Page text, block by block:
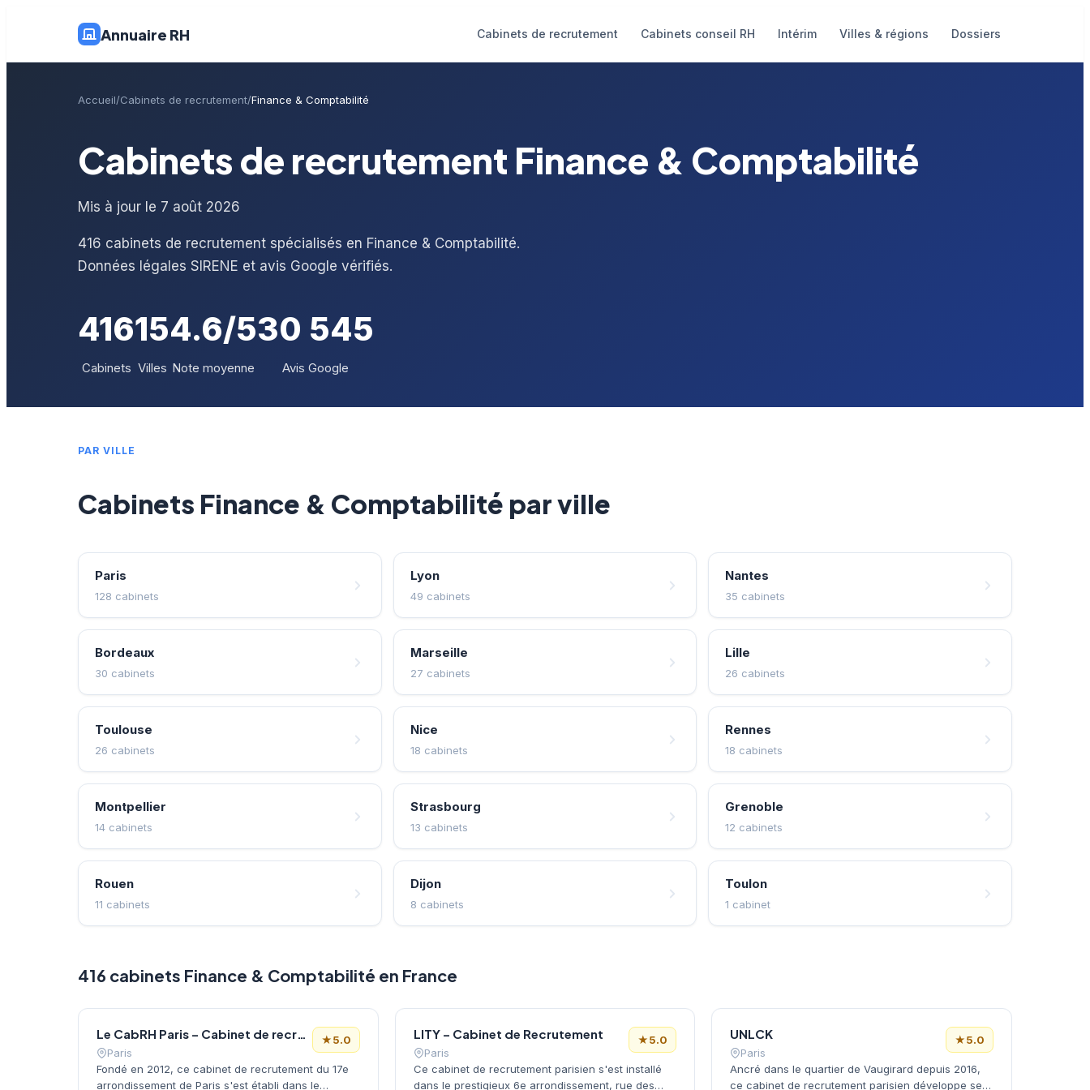
Annuaire RH Cabinets de recrutement Cabinets conseil RH Intérim Villes & régions Dossiers
Accueil Cabinets de recrutement Finance & Comptabilité
Cabinets de recrutement Finance & Comptabilité
Mis à jour le 7 août 2026
416 cabinets de recrutement spécialisés en Finance & Comptabilité.
Données légales SIRENE et avis Google vérifiés.
416
Cabinets
15
Villes
4.6/5
Note moyenne
30 545
Avis Google
PAR VILLE
Cabinets Finance & Comptabilité par ville
Paris
128 cabinets
Lyon
49 cabinets
Nantes
35 cabinets
Bordeaux
30 cabinets
Marseille
27 cabinets
Lille
26 cabinets
Toulouse
26 cabinets
Nice
18 cabinets
Rennes
18 cabinets
Montpellier
14 cabinets
Strasbourg
13 cabinets
Grenoble
12 cabinets
Rouen
11 cabinets
Dijon
8 cabinets
Toulon
1 cabinet
416 cabinets Finance & Comptabilité en France
Le CabRH Paris – Cabinet de recrutement
Paris
★5.0
Fondé en 2012, ce cabinet de recrutement du 17e
arrondissement de Paris s'est établi dans le
LITY – Cabinet de Recrutement
Paris
★5.0
Ce cabinet de recrutement parisien s'est installé
dans le prestigieux 6e arrondissement, rue des
UNLCK
Paris
★5.0
Ancré dans le quartier de Vaugirard depuis 2016,
ce cabinet de recrutement parisien développe ses